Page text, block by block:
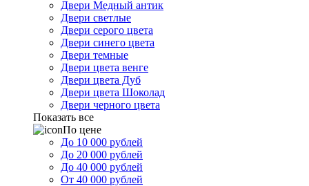
Двери Медный антик
Двери светлые
Двери серого цвета
Двери синего цвета
Двери темные
Двери цвета венге
Двери цвета Дуб
Двери цвета Шоколад
Двери черного цвета
Показать все
По цене
До 10 000 рублей
До 20 000 рублей
До 40 000 рублей
От 40 000 рублей